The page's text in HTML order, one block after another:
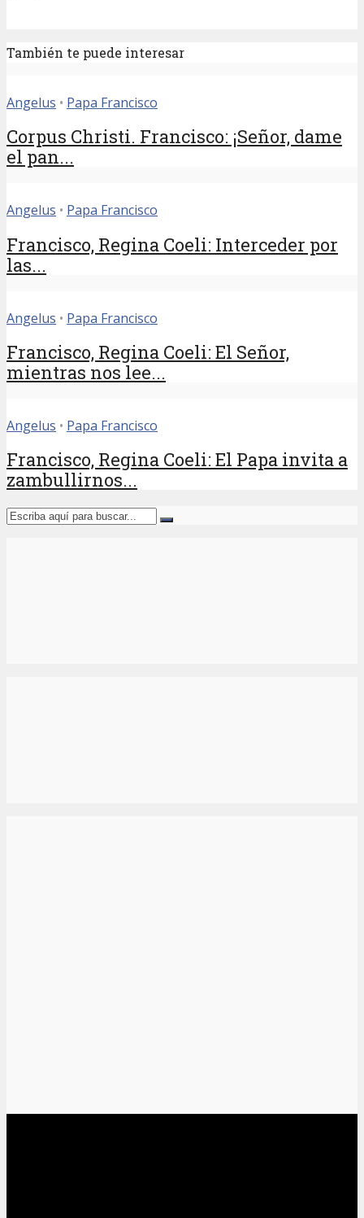
También te puede interesar
Angelus • Papa Francisco
Corpus Christi. Francisco: ¡Señor, dame
el pan...
Angelus • Papa Francisco
Francisco, Regina Coeli: Interceder por
las...
Angelus • Papa Francisco
Francisco, Regina Coeli: El Señor,
mientras nos lee...
Angelus • Papa Francisco
Francisco, Regina Coeli: El Papa invita a
zambullirnos...